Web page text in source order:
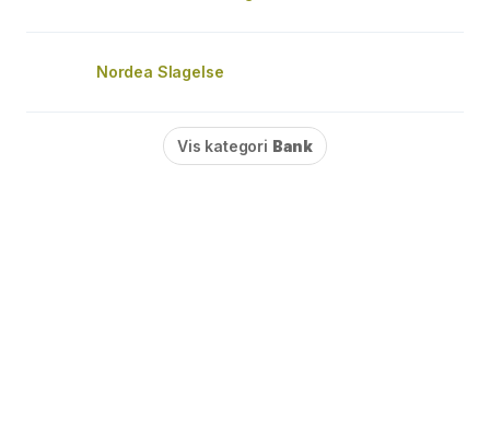
Nordea Slagelse
Vis kategori Bank